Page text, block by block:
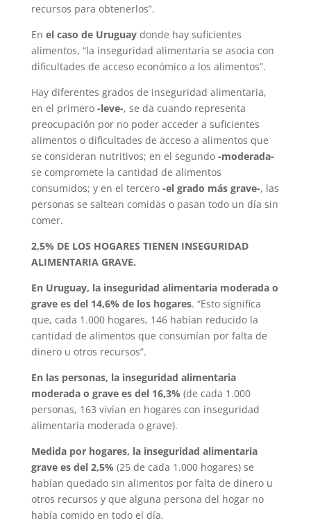
recursos para obtenerlos”.
En el caso de Uruguaydonde hay suficientes
alimentos, “la inseguridad alimentaria se asocia con
dificultades de acceso económico a los alimentos”.
Hay diferentes grados de inseguridad alimentaria,
en el primero -leve-, se da cuando representa
preocupación por no poder acceder a suficientes
alimentos o dificultades de acceso a alimentos que
se consideran nutritivos; en el segundo -moderada-
se compromete la cantidad de alimentos
consumidos; y en el tercero -el grado más grave-, las
personas se saltean comidas o pasan todo un día sin
comer.
2,5% DE LOS HOGARES TIENEN INSEGURIDAD
ALIMENTARIA GRAVE.
En Uruguay, la inseguridad alimentaria moderada o
grave es del 14,6% de los hogares. “Esto significa
que, cada 1.000 hogares, 146 habían reducido la
cantidad de alimentos que consumían por falta de
dinero u otros recursos”.
En las personas, la inseguridad alimentaria
moderada o grave es del 16,3% (de cada 1.000
personas, 163 vivían en hogares con inseguridad
alimentaria moderada o grave).
Medida por hogares, la inseguridad alimentaria
grave es del 2,5% (25 de cada 1.000 hogares) se
habían quedado sin alimentos por falta de dinero u
otros recursos y que alguna persona del hogar no
había comido en todo el día.